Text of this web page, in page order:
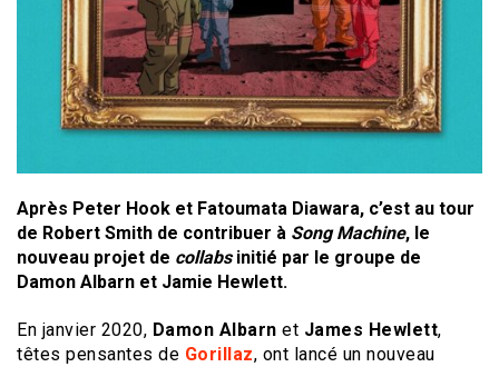
Après Peter Hook et Fatoumata Diawara, c’est au tour
de Robert Smith de contribuer à Song Machine, le
nouveau projet de collabsinitié par le groupe de
Damon Albarn et Jamie Hewlett.
En janvier 2020, Damon Albarn et James Hewlett,
têtes pensantes de Gorillaz, ont lancé un nouveau